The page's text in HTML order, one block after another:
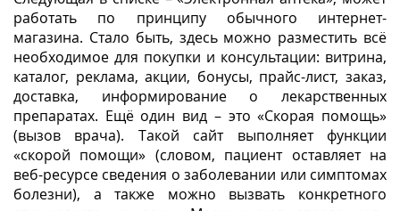
работать по принципу обычного интернет-
магазина. Стало быть, здесь можно разместить всё
необходимое для покупки и консультации: витрина,
каталог, реклама, акции, бонусы, прайс-лист, заказ,
доставка, информирование о лекарственных
препаратах. Ещё один вид – это «Скорая помощь»
(вызов врача). Такой сайт выполняет функции
«скорой помощи» (словом, пациент оставляет на
веб-ресурсе сведения о заболевании или симптомах
болезни), а также можно вызвать конкретного